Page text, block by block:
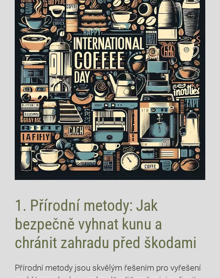
1. Přírodní metody: Jak
bezpečně vyhnat kunu a
chránit zahradu před škodami
Přírodní metody jsou skvělým řešením pro vyřešení